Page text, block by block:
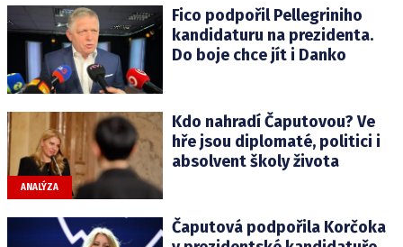
Fico podpořil Pellegriniho
kandidaturu na prezidenta.
Do boje chce jít i Danko
ANALÝZA
Kdo nahradí Čaputovou? Ve
hře jsou diplomaté, politici i
absolvent školy života
Čaputová podpořila Korčoka